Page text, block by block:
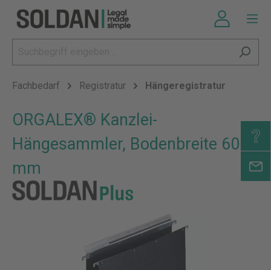
Fachbedarf Registratur Hängeregistratur
ORGALEX® Kanzlei-
Hängesammler, Bodenbreite 60
mm